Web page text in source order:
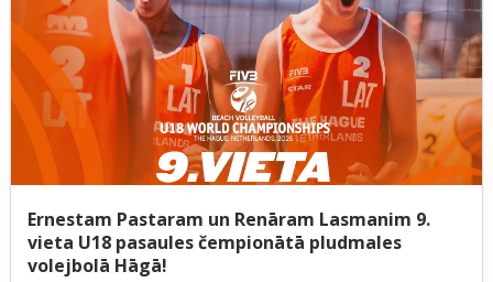
Ernestam Pastaram un Renāram Lasmanim 9.
vieta U18 pasaules čempionātā pludmales
volejbolā Hāgā!